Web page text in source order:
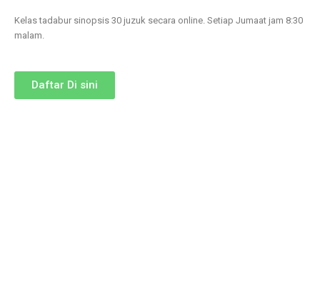
Kelas tadabur sinopsis 30 juzuk secara online. Setiap Jumaat jam 8:30
malam.
Daftar Di sini